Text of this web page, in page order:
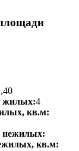
жилых:4
кв.м:
нежилых:
кв.м: